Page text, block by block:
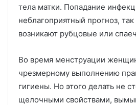
тела матки. Попадание
неблагоприятный прогноз,
возникают рубцовые или
Во время менструации
чрезмерному выполнению
гигиены. Но этого делать не
щелочными свойствами,